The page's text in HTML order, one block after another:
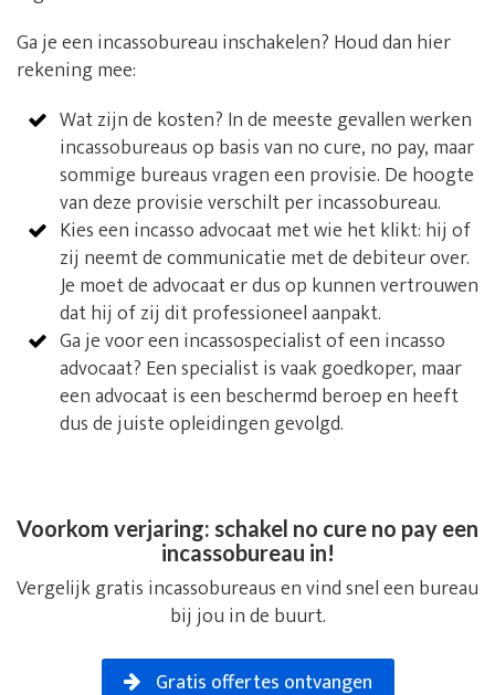
Ga je een incassobureau inschakelen? Houd dan hier
rekening mee:
Wat zijn de kosten? In de meeste gevallen werken
incassobureaus op basis van no cure, no pay, maar
sommige bureaus vragen een provisie. De hoogte
van deze provisie verschilt per incassobureau.
Kies een incasso advocaat met wie het klikt: hij of
zij neemt de communicatie met de debiteur over.
Je moet de advocaat er dus op kunnen vertrouwen
dat hij of zij dit professioneel aanpakt.
Ga je voor een incassospecialist of een incasso
advocaat? Een specialist is vaak goedkoper, maar
een advocaat is een beschermd beroep en heeft
dus de juiste opleidingen gevolgd.
Voorkom verjaring: schakel no cure no pay een
incassobureau in!
Vergelijk gratis incassobureaus en vind snel een bureau
bij jou in de buurt.
Gratis offertes ontvangen